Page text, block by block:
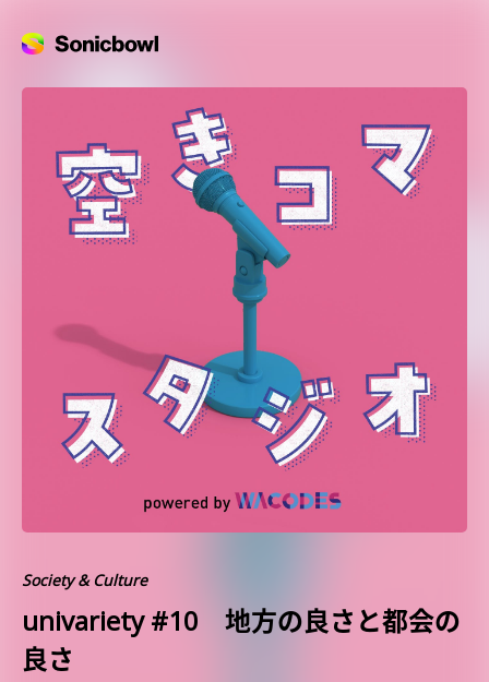
Society & Culture
univariety #10 地方の良さと都会の
良さ